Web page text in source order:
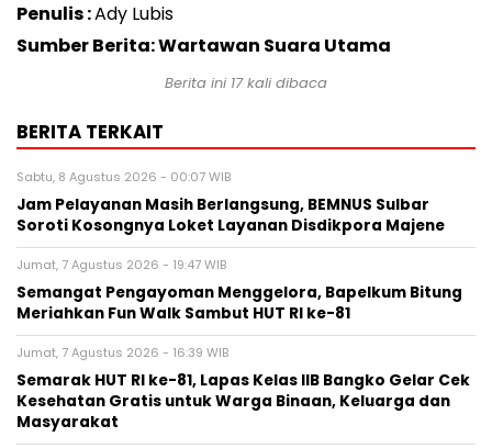
Penulis :Ady Lubis
Sumber Berita: Wartawan Suara Utama
Berita ini 17kali dibaca
BERITA TERKAIT
Sabtu, 8 Agustus 2026 - 00:07 WIB
Jam Pelayanan Masih Berlangsung, BEMNUS Sulbar
Soroti Kosongnya Loket Layanan Disdikpora Majene
Jumat, 7 Agustus 2026 - 19:47 WIB
Semangat Pengayoman Menggelora, Bapelkum Bitung
Meriahkan Fun Walk Sambut HUT RI ke-81
Jumat, 7 Agustus 2026 - 16:39 WIB
Semarak HUT RI ke-81, Lapas Kelas IIB Bangko Gelar Cek
Kesehatan Gratis untuk Warga Binaan, Keluarga dan
Masyarakat